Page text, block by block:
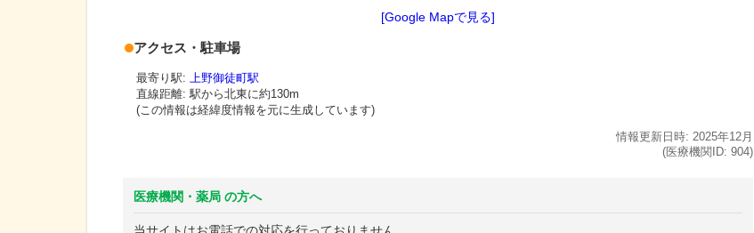
[Google Mapで見る]
アクセス・駐車場
最寄り駅: 上野御徒町駅
直線距離: 駅から北東に約130m
(この情報は経緯度情報を元に生成しています)
情報更新日時: 2025年12月
(医療機関ID: 904)
医療機関・薬局 の方へ